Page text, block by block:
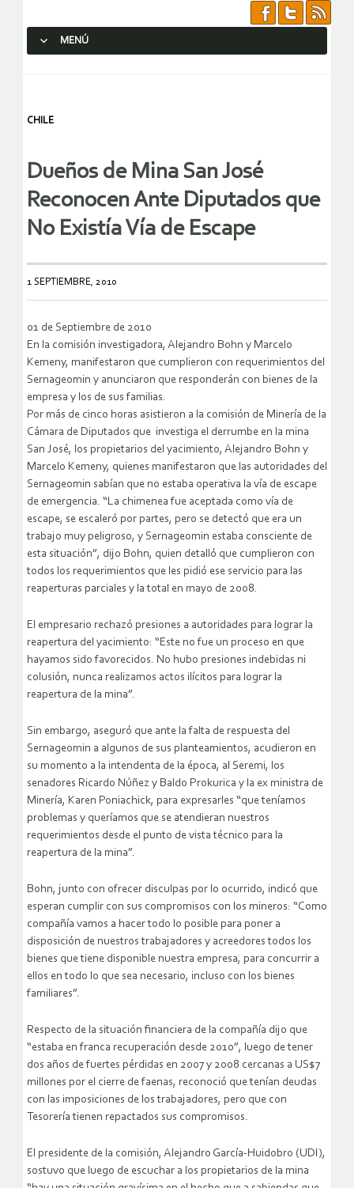
MENÚ
CHILE
Dueños de Mina San José
Reconocen Ante Diputados que
No Existía Vía de Escape
1 SEPTIEMBRE, 2010
01 de Septiembre de 2010
En la comisión investigadora, Alejandro Bohn y Marcelo
Kemeny, manifestaron que cumplieron con requerimientos del
Sernageomin y anunciaron que responderán con bienes de la
empresa y los de sus familias.
Por más de cinco horas asistieron a la comisión de Minería de la
Cámara de Diputados que investiga el derrumbe en la mina
San José, los propietarios del yacimiento, Alejandro Bohn y
Marcelo Kemeny, quienes manifestaron que las autoridades del
Sernageomin sabían que no estaba operativa la vía de escape
de emergencia. “La chimenea fue aceptada como vía de
escape, se escaleró por partes, pero se detectó que era un
trabajo muy peligroso, y Sernageomin estaba consciente de
esta situación”, dijo Bohn, quien detalló que cumplieron con
todos los requerimientos que les pidió ese servicio para las
reaperturas parciales y la total en mayo de 2008.
El empresario rechazó presiones a autoridades para lograr la
reapertura del yacimiento: “Este no fue un proceso en que
hayamos sido favorecidos. No hubo presiones indebidas ni
colusión, nunca realizamos actos ilícitos para lograr la
reapertura de la mina”.
Sin embargo, aseguró que ante la falta de respuesta del
Sernageomin a algunos de sus planteamientos, acudieron en
su momento a la intendenta de la época, al Seremi, los
senadores Ricardo Núñez y Baldo Prokurica y la ex ministra de
Minería, Karen Poniachick, para expresarles “que teníamos
problemas y queríamos que se atendieran nuestros
requerimientos desde el punto de vista técnico para la
reapertura de la mina”.
Bohn, junto con ofrecer disculpas por lo ocurrido, indicó que
esperan cumplir con sus compromisos con los mineros: “Como
compañía vamos a hacer todo lo posible para poner a
disposición de nuestros trabajadores y acreedores todos los
bienes que tiene disponible nuestra empresa, para concurrir a
ellos en todo lo que sea necesario, incluso con los bienes
familiares”.
Respecto de la situación financiera de la compañía dijo que
“estaba en franca recuperación desde 2010”, luego de tener
dos años de fuertes pérdidas en 2007 y 2008 cercanas a US$7
millones por el cierre de faenas, reconoció que tenían deudas
con las imposiciones de los trabajadores, pero que con
Tesorería tienen repactados sus compromisos.
El presidente de la comisión, Alejandro García-Huidobro (UDI),
sostuvo que luego de escuchar a los propietarios de la mina